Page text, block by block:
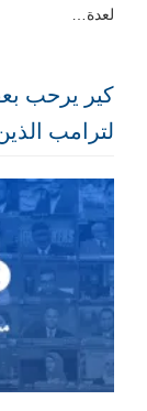
لعدة…
كير يرحب
لترامب